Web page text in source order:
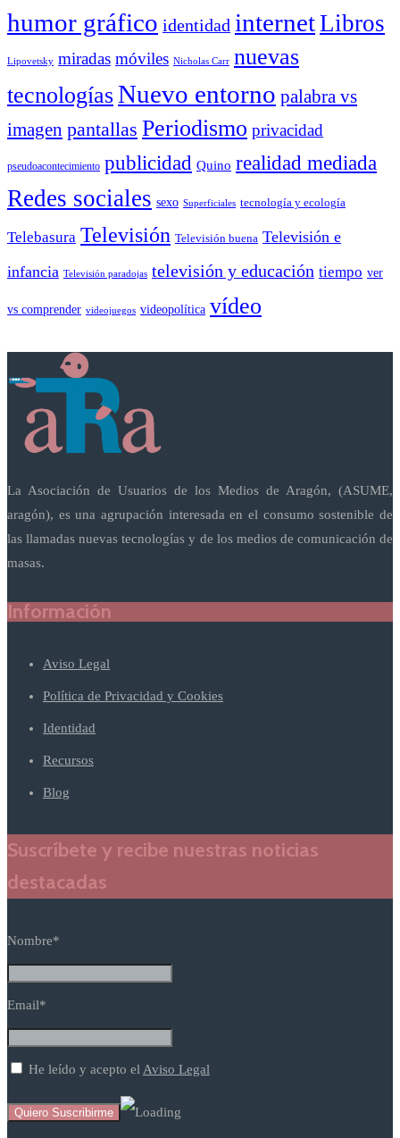
humor gráfico identidad internetLibros
Lipovetsky miradas móviles Nicholas Carr nuevas
tecnologíasNuevo entorno palabra vs
imagen pantallas Periodismo privacidad
pseudoacontecimiento publicidad Quino realidad mediada
Redes sociales sexo Superficiales tecnología y ecología
Telebasura Televisión Televisión buena Televisión e
infancia Televisión paradojas televisión y educación tiempo ver
vs comprender videojuegos videopolítica vídeo
La Asociación de Usuarios de los Medios de Aragón, (ASUME,
aragón), es una agrupación interesada en el consumo sostenible de
las llamadas nuevas tecnologías y de los medios de comunicación de
masas.
Información
Aviso Legal
Política de Privacidad y Cookies
Identidad
Recursos
Blog
Suscríbete y recibe nuestras noticias
destacadas
Nombre*
Email*
He leído y acepto elAviso Legal